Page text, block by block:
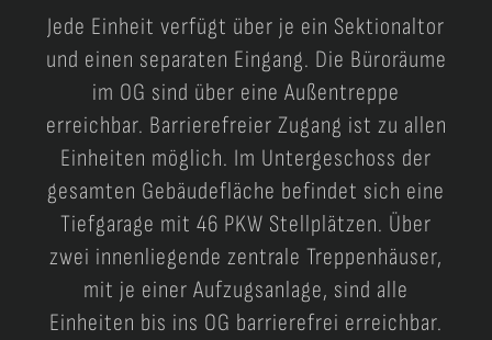
Jede Einheit verfügt über je ein Sektionaltor
und einen separaten Eingang. Die Büroräume
im OG sind über eine Außentreppe
erreichbar. Barrierefreier Zugang ist zu allen
Einheiten möglich. Im Untergeschoss der
gesamten Gebäudefläche befindet sich eine
Tiefgarage mit 46 PKW Stellplätzen. Über
zwei innenliegende zentrale Treppenhäuser,
mit je einer Aufzugsanlage, sind alle
Einheiten bis ins OG barrierefrei erreichbar.